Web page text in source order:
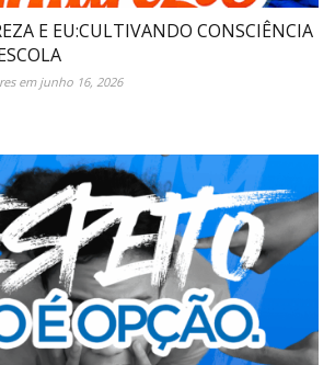
E EU:CULTIVANDO CONSCIÊNCIA
em junho 16, 2026